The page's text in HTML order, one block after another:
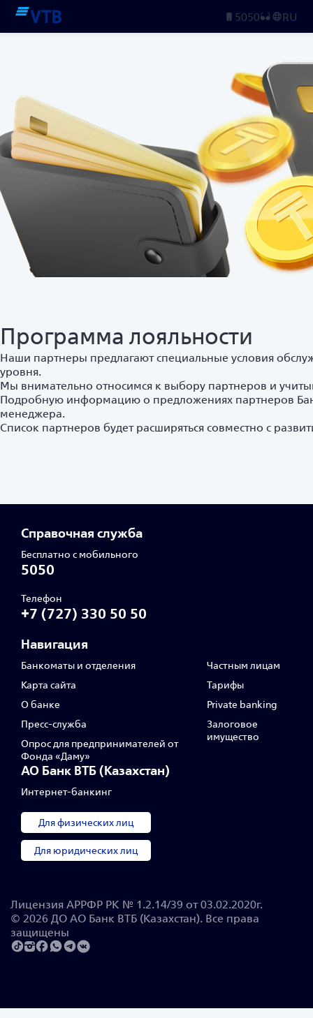
5050 RU
Программа лояльности
Наши партнеры предлагают специальные условия
уровня.
Мы внимательно относимся к выбору партнеров и
Подробную информацию о предложениях партнеров
менеджера.
Список партнеров будет расширяться совместно с
Справочная служба
Бесплатно с мобильного
5050
Телефон
+7 (727) 330 50 50
Навигация
Банкоматы и отделения
Карта сайта
О банке
Пресс‑служба
Опрос для предпринимателей от
Фонда «Даму»
Частным лицам
Тарифы
Private banking
Залоговое
имущество
АО Банк ВТБ (Казахстан)
Интернет-банкинг
Для физических лиц
Для юридических лиц
Лицензия АРРФР РК № 1.2.14/39 от 03.02.2020г.
© 2026 ДО АО Банк ВТБ (Казахстан). Все права
защищены